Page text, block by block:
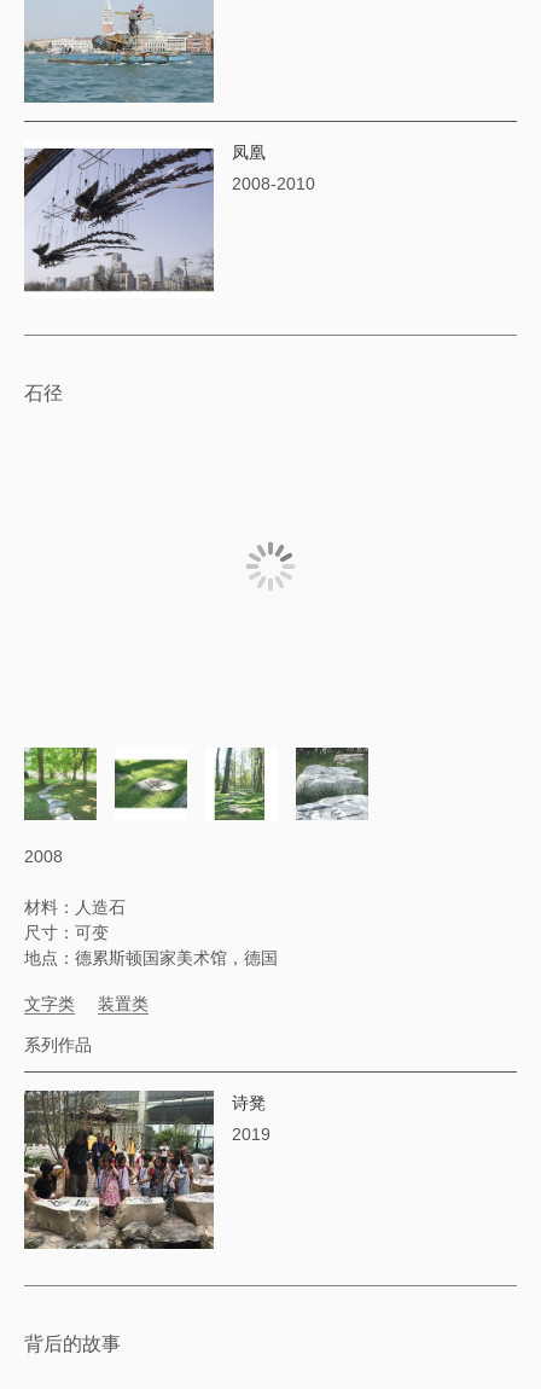
凤凰
2008-2010
石径
2008
材料：人造石
尺寸：可变
地点：德累斯顿国家美术馆，德国
文字类 装置类
系列作品
诗凳
2019
背后的故事